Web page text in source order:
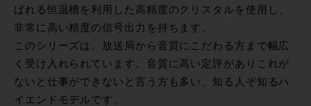
ばれる恒温槽を利用した高精度のクリスタルを使用し、
非常に高い精度の信号出力を持ちます。
このシリーズは、放送局から音質にこだわる方まで幅広
く受け入れられています。音質に高い定評がありこれが
ないと仕事ができないと言う方も多い、知る人ぞ知るハ
イエンドモデルです。